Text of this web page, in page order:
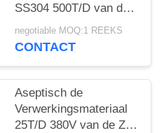
SS304 500T/D van de
de Verwerkingslijn
Aseptische de Zakken
negotiable MOQ:1 REEKS
CONTACT
Aseptisch de
Verwerkingsmateriaal
25T/D 380V van de Zak